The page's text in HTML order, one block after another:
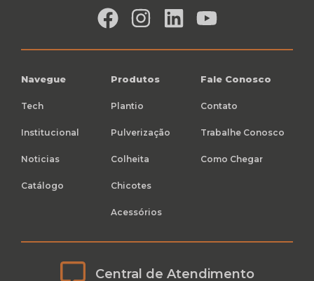
Navegue
Tech
Institucional
Noticias
Catálogo
Produtos
Plantio
Pulverização
Colheita
Chicotes
Acessórios
Fale Conosco
Contato
Trabalhe Conosco
Como Chegar
Central de Atendimento